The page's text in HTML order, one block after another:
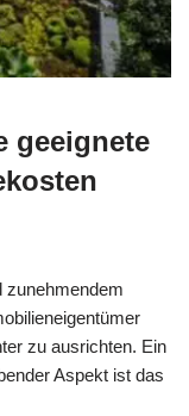
geeignete
zunehmendem
zu ausrichten. Ein
Aspekt ist das